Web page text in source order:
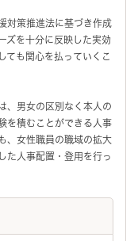
対策推進法に基づき作成
ズを十分に反映した実効
ても関心を払っていくこ
、男女の区別なく本人の
を積むことができる人事
、女性職員の職域の拡大
た人事配置・登用を行っ